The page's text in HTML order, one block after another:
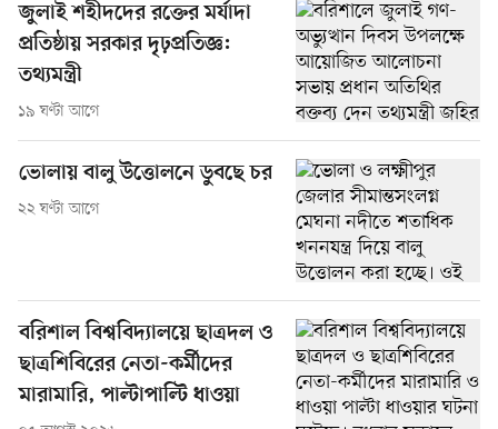
জুলাই শহীদদের রক্তের মর্যাদা
প্রতিষ্ঠায় সরকার দৃঢ়প্রতিজ্ঞ:
তথ্যমন্ত্রী
১৯ ঘণ্টা আগে
ভোলায় বালু উত্তোলনে ডুবছে চর
২২ ঘণ্টা আগে
বরিশাল বিশ্ববিদ্যালয়ে ছাত্রদল ও
ছাত্রশিবিরের নেতা-কর্মীদের
মারামারি, পাল্টাপাল্টি ধাওয়া